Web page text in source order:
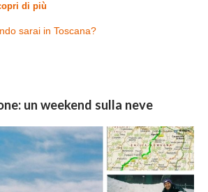
di più
un weekend sulla neve